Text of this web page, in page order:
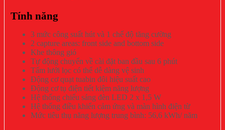
Tính năng
3 mức công suất hút và 1 chế độ tăng cường
2 capture areas: front side and bottom side
Khe thông gió
Tự động chuyển về cài đặt ban đầu sau 6 phút
Tấm lưới lọc có thể dễ dàng vệ sinh
Động cơ quạt tuabin đôi hiệu suất cao
Động cơ tụ điện tiết kiệm năng lượng
Hệ thống chiếu sáng đèn LED 2 x 1,5 W
Hệ thống điều khiển cảm ứng và màn hình điện từ
Mức tiêu thụ năng lượng trung bình: 56,6 kWh/ năm